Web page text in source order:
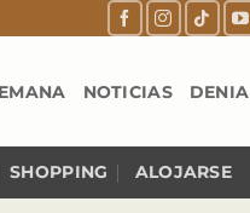
NOTICIAS DENIA
SHOPPING ALOJARSE